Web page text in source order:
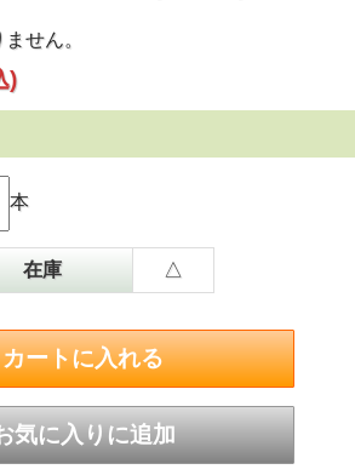
せん。
)
本
在庫 △